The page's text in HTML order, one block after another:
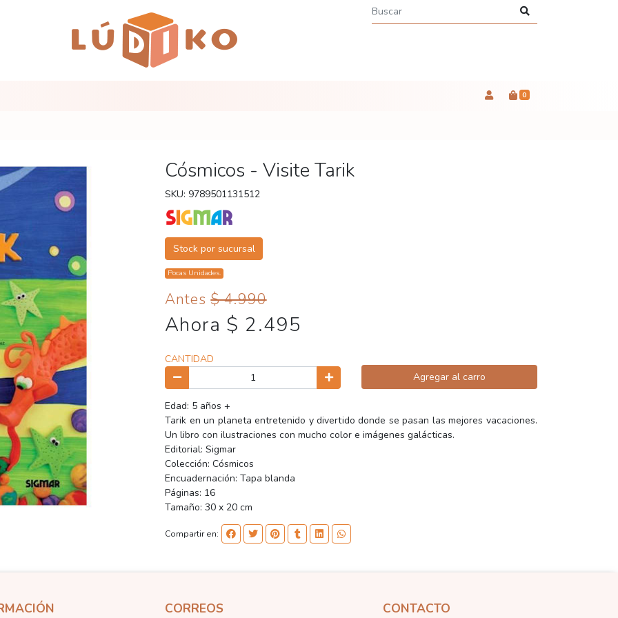
0
Cósmicos - Visite Tarik
SKU: 9789501131512
Stock por sucursal
Pocas Unidades.
Antes$ 4.990
Ahora $ 2.495
CANTIDAD
Agregar al carro
Edad: 5 años +
Tarik en un planeta entretenido y divertido donde se pasan las mejores vacaciones.
Un libro con ilustraciones con mucho color e imágenes galácticas.
Editorial: Sigmar
Colección: Cósmicos
Encuadernación: Tapa blanda
Páginas: 16
Tamaño: 30 x 20 cm
Compartir en:
CORREOS CONTACTO